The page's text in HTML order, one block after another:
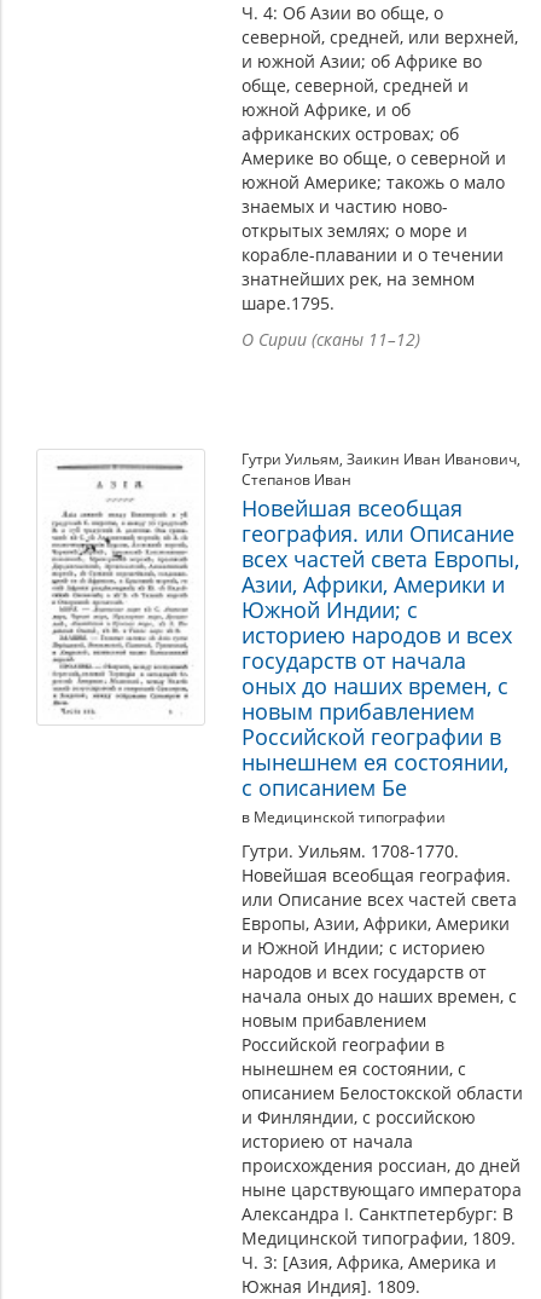
Ч. 4: Об Азии во обще, о
северной, средней, или верхней,
и южной Азии; об Африке во
обще, северной, средней и
южной Африке, и об
африканских островах; об
Америке во обще, о северной и
южной Америке; такожь о мало
знаемых и чаcтию ново-
открытых землях; о море и
корабле-плавании и о течении
знатнейших рек, на земном
шаре.1795.
О Сирии (сканы 11–12)
Гутри Уильям, Заикин Иван Иванович,
Степанов Иван
Новейшая всеобщая
география. или Описание
всех частей света Европы,
Азии, Африки, Америки и
Южной Индии; с
историею народов и всех
государств от начала
оных до наших времен, с
новым прибавлением
Российской географии в
нынешнем ея состоянии,
с описанием Бе
в Медицинской типографии
Гутри. Уильям. 1708-1770.
Новейшая всеобщая география.
или Описание всех частей света
Европы, Азии, Африки, Америки
и Южной Индии; с историею
народов и всех государств от
начала оных до наших времен, с
новым прибавлением
Российской географии в
нынешнем ея состоянии, с
описанием Белостокской области
и Финляндии, с российскою
историею от начала
происхождения россиан, до дней
ныне царствующаго императора
Александра I. Санктпетербург: В
Медицинской типографии, 1809.
Ч. 3: [Азия, Африка, Америка и
Южная Индия]. 1809.